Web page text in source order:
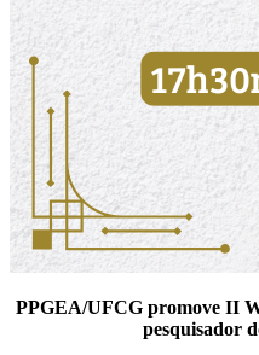
PPGEA/UFCG promove II
pesquisador